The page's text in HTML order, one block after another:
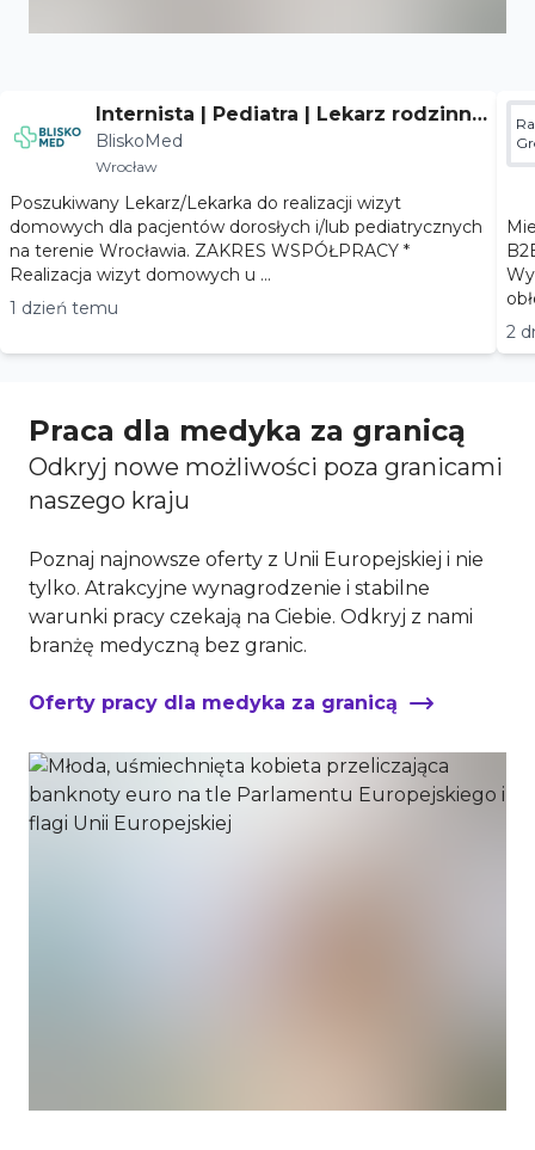
Internista | Pediatra | Lekarz rodzinny
- Wrocław
BliskoMed
Wrocław
Poszukiwany Lekarz/Lekarka do realizacji wizyt
domowych dla pacjentów dorosłych i/lub pediatrycznych
na terenie Wrocławia. ZAKRES WSPÓŁPRACY *
Realizacja wizyt domowych u ...
1 dzień temu
B2B Wymiar współpracy:
2
Praca dla medyka za granicą
Odkryj nowe możliwości poza granicami
naszego kraju
Poznaj najnowsze oferty z Unii Europejskiej i nie
tylko. Atrakcyjne wynagrodzenie i stabilne
warunki pracy czekają na Ciebie. Odkryj z nami
branżę medyczną bez granic.
Oferty pracy dla medyka za granicą